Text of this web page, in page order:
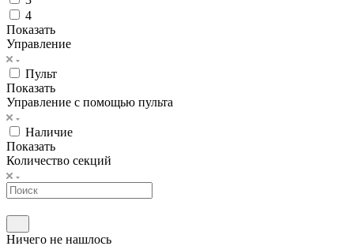
4
Показать
Управление
Пульт
Показать
Управление с помощью пульта
Наличие
Показать
Количество секций
Ничего не нашлось